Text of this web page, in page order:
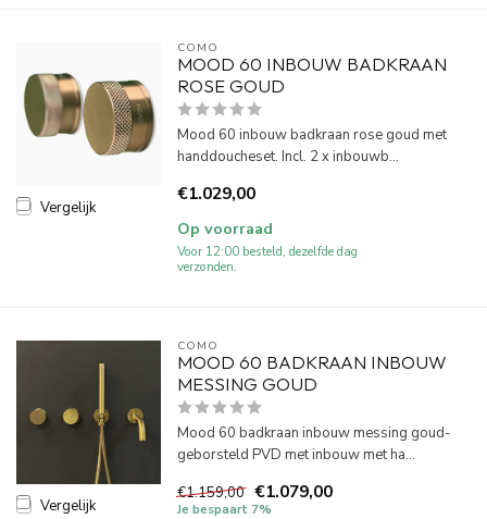
Vergelijk
COMO
MOOD 60 INBOUW BADKRAAN
ROSE GOUD
Mood 60 inbouw badkraan rose goud met
handdoucheset. Incl. 2 x inbouwb...
€1.029,00
Op voorraad
Voor 12:00 besteld, dezelfde dag
verzonden.
Vergelijk
COMO
MOOD 60 BADKRAAN INBOUW
MESSING GOUD
Mood 60 badkraan inbouw messing goud-
geborsteld PVD met inbouw met ha...
€1.159,00 €1.079,00
Je bespaart 7%